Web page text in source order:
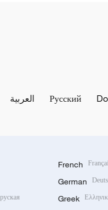
العربية Русский
French
German
Greek